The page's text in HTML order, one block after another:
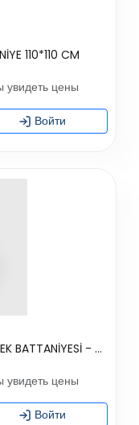
110*110 CM
увидеть цены
Войти
GÖKKUŞAĞI DESENLİ 100 PAMUK BEBEK BATTANİYESİ - RENKLİ
увидеть цены
Войти